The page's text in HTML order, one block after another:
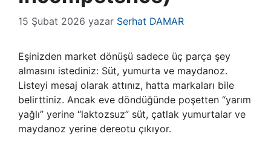
15 Şubat 2026 yazar Serhat DAMAR
Eşinizden market dönüşü sadece üç parça şey
almasını istediniz: Süt, yumurta ve maydanoz.
Listeyi mesaj olarak attınız, hatta markaları bile
belirttiniz. Ancak eve döndüğünde poşetten “yarım
yağlı” yerine “laktozsuz” süt, çatlak yumurtalar ve
maydanoz yerine dereotu çıkıyor.